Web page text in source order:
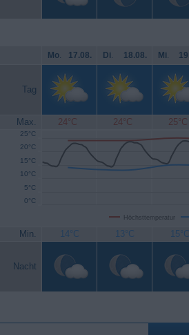
Mo. 17.08. Di. 18.08. Mi.
Tag
Max. 24°C 24°C 25°C
Höchsttemperatur
0°C
5°C
10°C
15°C
20°C
25°C
Min. 14°C 13°C 15°C
Nacht